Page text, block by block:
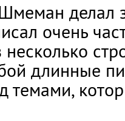
делал
очень
несколько
длинные
темами,